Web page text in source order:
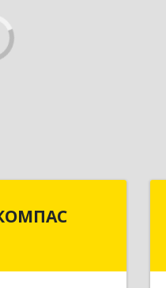
обл, Коломна г,